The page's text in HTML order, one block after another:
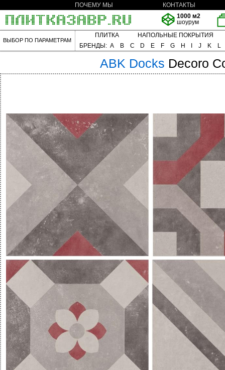
ПОЧЕМУ МЫ
КОНТАКТЫ
1000 м2
шоурум
ВЫБОР ПО ПАРАМЕТРАМ
ПЛИТКА
НАПОЛЬНЫЕ ПОКРЫТИЯ
БРЕНДЫ: A B C D E F G H J K L
ABK Docks Decoro